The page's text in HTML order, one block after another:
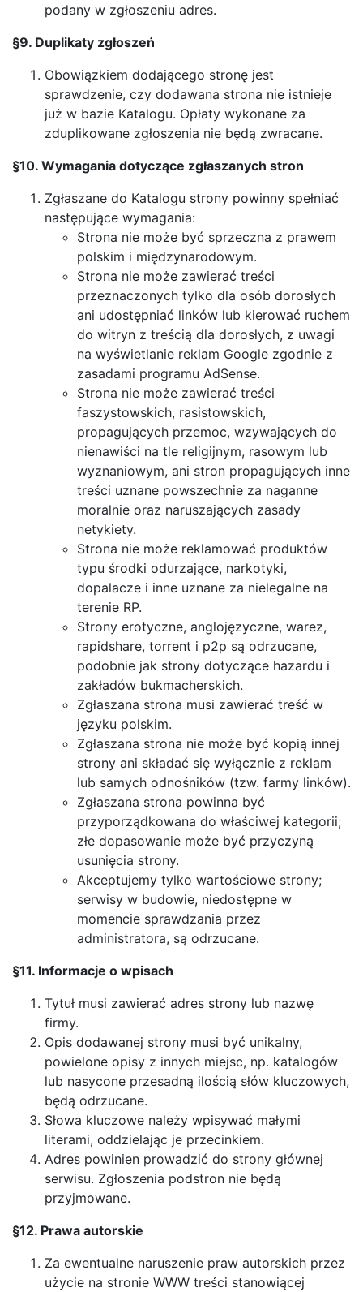
podany w zgłoszeniu adres.
§9. Duplikaty zgłoszeń
Obowiązkiem dodającego stronę jest
sprawdzenie, czy dodawana strona nie istnieje
już w bazie Katalogu. Opłaty wykonane za
zduplikowane zgłoszenia nie będą zwracane.
§10. Wymagania dotyczące zgłaszanych stron
Zgłaszane do Katalogu strony powinny spełniać
następujące wymagania:
Strona nie może być sprzeczna z prawem
polskim i międzynarodowym.
Strona nie może zawierać treści
przeznaczonych tylko dla osób dorosłych
ani udostępniać linków lub kierować ruchem
do witryn z treścią dla dorosłych, z uwagi
na wyświetlanie reklam Google zgodnie z
zasadami programu AdSense.
Strona nie może zawierać treści
faszystowskich, rasistowskich,
propagujących przemoc, wzywających do
nienawiści na tle religijnym, rasowym lub
wyznaniowym, ani stron propagujących inne
treści uznane powszechnie za naganne
moralnie oraz naruszających zasady
netykiety.
Strona nie może reklamować produktów
typu środki odurzające, narkotyki,
dopalacze i inne uznane za nielegalne na
terenie RP.
Strony erotyczne, anglojęzyczne, warez,
rapidshare, torrent i p2p są odrzucane,
podobnie jak strony dotyczące hazardu i
zakładów bukmacherskich.
Zgłaszana strona musi zawierać treść w
języku polskim.
Zgłaszana strona nie może być kopią innej
strony ani składać się wyłącznie z reklam
lub samych odnośników (tzw. farmy linków).
Zgłaszana strona powinna być
przyporządkowana do właściwej kategorii;
złe dopasowanie może być przyczyną
usunięcia strony.
Akceptujemy tylko wartościowe strony;
serwisy w budowie, niedostępne w
momencie sprawdzania przez
administratora, są odrzucane.
§11. Informacje o wpisach
Tytuł musi zawierać adres strony lub nazwę
firmy.
Opis dodawanej strony musi być unikalny,
powielone opisy z innych miejsc, np. katalogów
lub nasycone przesadną ilością słów kluczowych,
będą odrzucane.
Słowa kluczowe należy wpisywać małymi
literami, oddzielając je przecinkiem.
Adres powinien prowadzić do strony głównej
serwisu. Zgłoszenia podstron nie będą
przyjmowane.
§12. Prawa autorskie
Za ewentualne naruszenie praw autorskich przez
użycie na stronie WWW treści stanowiącej